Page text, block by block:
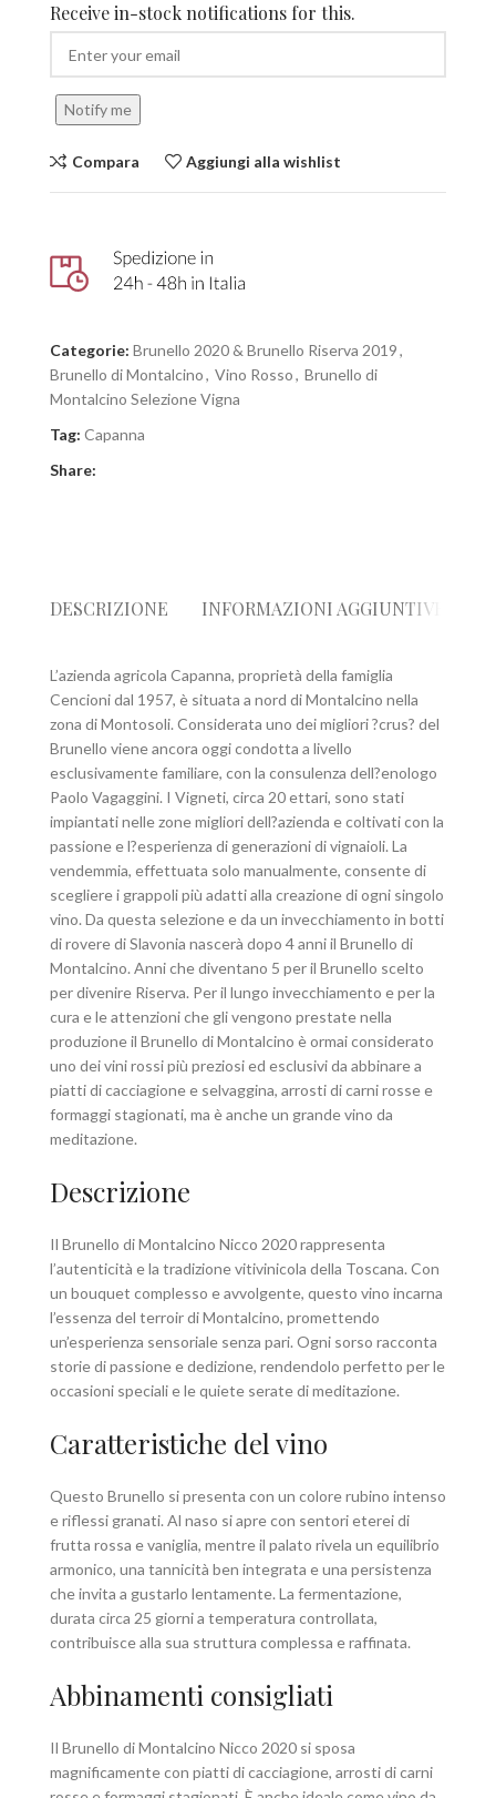
Receive in-stock notifications for this.
Notify me
Compara Aggiungi alla wishlist
Categorie: Brunello 2020 & Brunello Riserva 2019,
Brunello di Montalcino, Vino Rosso, Brunello di
Montalcino Selezione Vigna
Tag: Capanna
Share:
DESCRIZIONE INFORMAZIONI AGGIUNTIVE
L’azienda agricola Capanna, proprietà della famiglia
Cencioni dal 1957, è situata a nord di Montalcino nella
zona di Montosoli. Considerata uno dei migliori ?crus? del
Brunello viene ancora oggi condotta a livello
esclusivamente familiare, con la consulenza dell?enologo
Paolo Vagaggini. I Vigneti, circa 20 ettari, sono stati
impiantati nelle zone migliori dell?azienda e coltivati con la
passione e l?esperienza di generazioni di vignaioli. La
vendemmia, effettuata solo manualmente, consente di
scegliere i grappoli più adatti alla creazione di ogni singolo
vino. Da questa selezione e da un invecchiamento in botti
di rovere di Slavonia nascerà dopo 4 anni il Brunello di
Montalcino. Anni che diventano 5 per il Brunello scelto
per divenire Riserva. Per il lungo invecchiamento e per la
cura e le attenzioni che gli vengono prestate nella
produzione il Brunello di Montalcino è ormai considerato
uno dei vini rossi più preziosi ed esclusivi da abbinare a
piatti di cacciagione e selvaggina, arrosti di carni rosse e
formaggi stagionati, ma è anche un grande vino da
meditazione.
Descrizione
Il Brunello di Montalcino Nicco 2020 rappresenta
l’autenticità e la tradizione vitivinicola della Toscana. Con
un bouquet complesso e avvolgente, questo vino incarna
l’essenza del terroir di Montalcino, promettendo
un’esperienza sensoriale senza pari. Ogni sorso racconta
storie di passione e dedizione, rendendolo perfetto per le
occasioni speciali e le quiete serate di meditazione.
Caratteristiche del vino
Questo Brunello si presenta con un colore rubino intenso
e riflessi granati. Al naso si apre con sentori eterei di
frutta rossa e vaniglia, mentre il palato rivela un equilibrio
armonico, una tannicità ben integrata e una persistenza
che invita a gustarlo lentamente. La fermentazione,
durata circa 25 giorni a temperatura controllata,
contribuisce alla sua struttura complessa e raffinata.
Abbinamenti consigliati
Il Brunello di Montalcino Nicco 2020 si sposa
magnificamente con piatti di cacciagione, arrosti di carni